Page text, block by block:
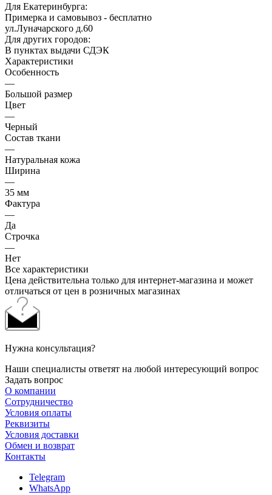
Для Екатеринбурга:
Примерка и самовывоз - бесплатно
ул.Луначарского д.60
Для других городов:
В пунктах выдачи СДЭК
Характеристики
Особенность
—
Большой размер
Цвет
—
Черный
Состав ткани
—
Натуральная кожа
Ширина
—
35 мм
Фактура
—
Да
Строчка
—
Нет
Все характеристики
Цена действительна только для интернет-магазина и может
отличаться от цен в розничных магазинах
Нужна консультация?
Наши специалисты ответят на любой интересующий вопрос
Задать вопрос
О компании
Сотрудничество
Условия оплаты
Реквизиты
Условия доставки
Обмен и возврат
Контакты
Telegram
WhatsApp